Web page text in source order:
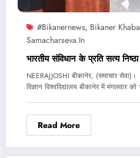
#bikanernews, Bikaner
Samacharseva.in
भारतीय संविधान के प्रति सत्य निष्ठा
NEERAJJOSHI बीकानेर, (समाचार
विज्ञान विश्वविद्यालय बीकानेर में मंगलवार
Read More